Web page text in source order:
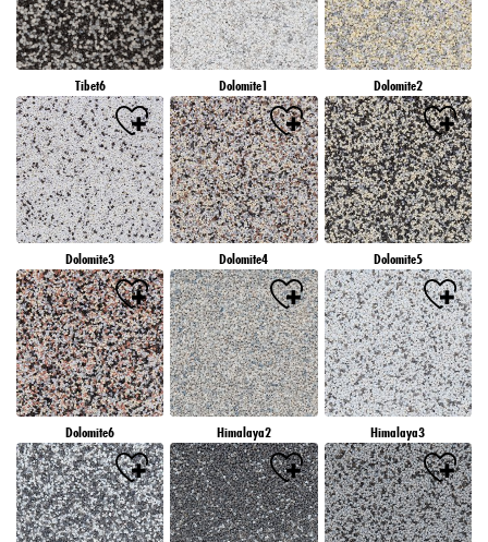
Tibet6 Dolomite1 Dolomite2
Dolomite3 Dolomite4 Dolomite5
Dolomite6 Himalaya2 Himalaya3